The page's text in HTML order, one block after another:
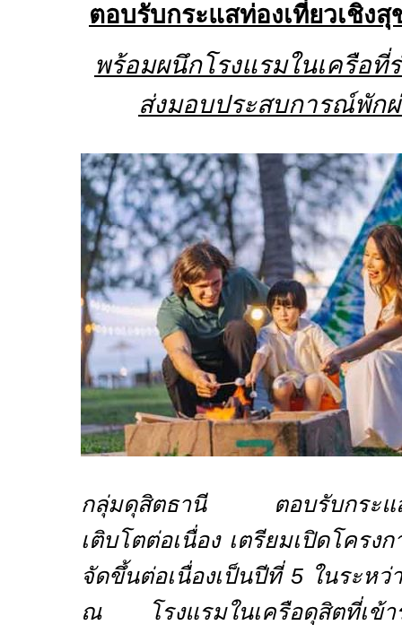
ตอบรับกระแสท่องเที่ยวเชิง
พร้อมผนึกโรงแรมในเครือที่
ส่งมอบประสบการณ์พัก
กลุ่มดุสิตธานี ตอบรับกระแส
เติบโตต่อเนื่อง เตรียมเปิดโครง
จัดขึ้นต่อเนื่องเป็นปีที่ 5ในระหว่
ณ โรงแรมในเครือดุสิตที่เข้าร่